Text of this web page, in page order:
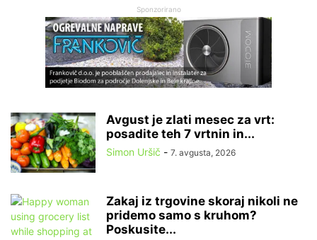
Sponzorirano
Avgust je zlati mesec za vrt:
posadite teh 7 vrtnin in...
Simon Uršič - 7. avgusta, 2026
Zakaj iz trgovine skoraj nikoli ne
pridemo samo s kruhom?
Poskusite...